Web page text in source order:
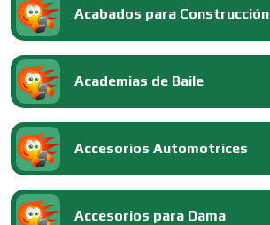
Acabados para Construcción
Academias de Baile
Accesorios Automotrices
Accesorios para Dama